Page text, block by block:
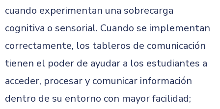
cuando experimentan una sobrecarga
cognitiva o sensorial. Cuando se implementan
correctamente, los tableros de comunicación
tienen el poder de ayudar a los estudiantes a
acceder, procesar y comunicar información
dentro de su entorno con mayor facilidad;